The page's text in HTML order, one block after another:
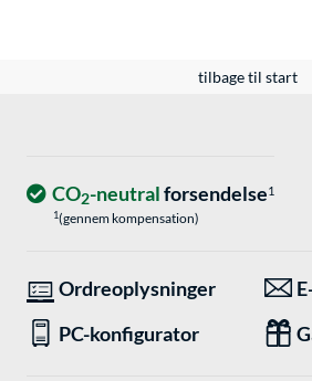
tilbage til start
CO2-neutralforsendelse1
1(gennem kompensation)
Ordreoplysninger
PC-konfigurator